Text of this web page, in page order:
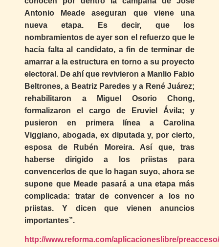
Antonio Meade aseguran que viene una
nueva etapa. Es decir, que los
nombramientos de ayer son el refuerzo que le
hacía falta al candidato, a fin de terminar de
amarrar a la estructura en torno a su proyecto
electoral. De ahí que revivieron a Manlio Fabio
Beltrones, a Beatriz Paredes y a René Juárez;
rehabilitaron a Miguel Osorio Chong,
formalizaron el cargo de Eruviel Ávila; y
pusieron en primera línea a Carolina
Viggiano, abogada, ex diputada y, por cierto,
esposa de Rubén Moreira. Así que, tras
haberse dirigido a los priistas para
convencerlos de que lo hagan suyo, ahora se
supone que Meade pasará a una etapa más
complicada: tratar de convencer a los no
priistas. Y dicen que vienen anuncios
importantes”.
http://www.reforma.com/aplicacioneslibre/